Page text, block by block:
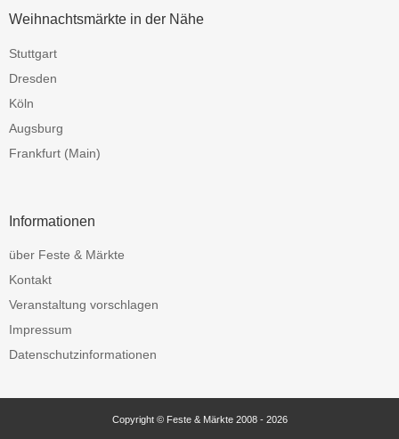
Weihnachtsmärkte in der Nähe
Stuttgart
Dresden
Köln
Augsburg
Frankfurt (Main)
Informationen
über Feste & Märkte
Kontakt
Veranstaltung vorschlagen
Impressum
Datenschutzinformationen
Copyright © Feste & Märkte 2008 - 2026